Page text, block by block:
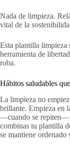
Nada de limpieza.
vital de la
Esta plantilla limpieza
herramienta de
roba.
Hábitos saludables
La limpieza no
brillante. Empieza en
—cuando se repiten—
combinas tu plantilla
se mantiene ordenado